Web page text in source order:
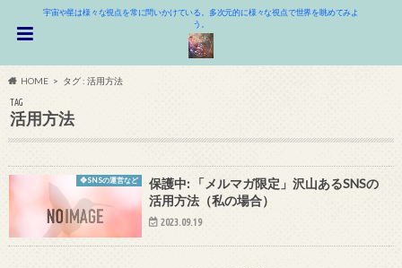
宇宙や星は様々な視点を常に問いかけている。多次元的に様々な視点で世界を眺めてみよ
う。
HOME タグ : 活用方法
TAG
活用方法
❖SNSの運営など
保護中: 「メルマガ限定」沢山あるSNSの
活用方法（私の場合）
2023.09.19